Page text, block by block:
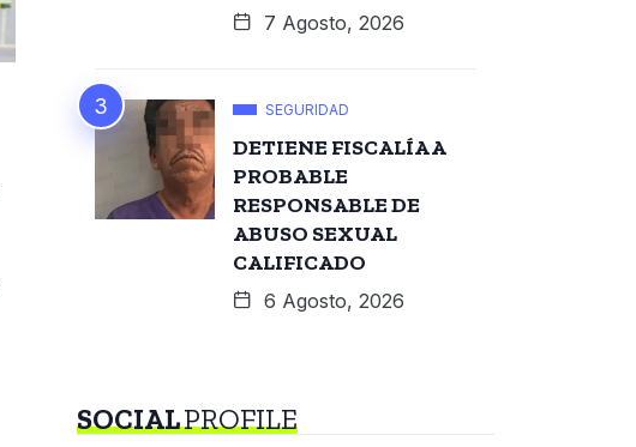
7 Agosto, 2026
SEGURIDAD
DETIENE FISCALÍA A
PROBABLE
RESPONSABLE DE
ABUSO SEXUAL
CALIFICADO
6 Agosto, 2026
SOCIALPROFILE